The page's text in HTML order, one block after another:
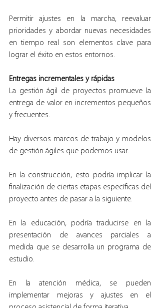
Permitir ajustes en la marcha, reevaluar
prioridades y abordar nuevas necesidades
en tiempo real son elementos clave para
lograr el éxito en estos entornos.
Entregas incrementales y rápidas
La gestión ágil de proyectos promueve la
entrega de valor en incrementos pequeños
y frecuentes.
Hay diversos marcos de trabajo y modelos
de gestión ágiles que podemos usar.
En la construcción, esto podría implicar la
finalización de ciertas etapas específicas del
proyecto antes de pasar a la siguiente.
En la educación, podría traducirse en la
presentación de avances parciales a
medida que se desarrolla un programa de
estudio.
En la atención médica, se pueden
implementar mejoras y ajustes en el